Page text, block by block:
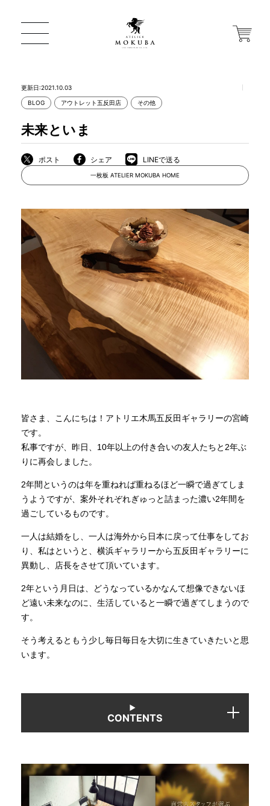
店舗から探す
MOKUBA について
商品情報
直営店
イベント
全商品一覧
新入荷情報
納品事例
INFORMATION
MOKUBA CHANNEL
よくあるご質問
更新日:2021.10.03
BLOG アウトレット五反田店 その他
未来といま
ポスト シェア LINEで送る
一枚板 ATELIER MOKUBA HOME
皆さま、こんにちは！アトリエ木馬五反田ギャラリーの宮崎
です。
私事ですが、昨日、10年以上の付き合いの友人たちと2年ぶ
りに再会しました。
2年間というのは年を重ねれば重ねるほど一瞬で過ぎてしま
うようですが、案外それぞれぎゅっと詰まった濃い2年間を
過ごしているものです。
一人は結婚をし、一人は海外から日本に戻って仕事をしてお
り、私はというと、横浜ギャラリーから五反田ギャラリーに
異動し、店長をさせて頂いています。
2年という月日は、どうなっているかなんて想像できないほ
ど遠い未来なのに、生活していると一瞬で過ぎてしまうので
す。
そう考えるともう少し毎日毎日を大切に生きていきたいと思
います。
CONTENTS